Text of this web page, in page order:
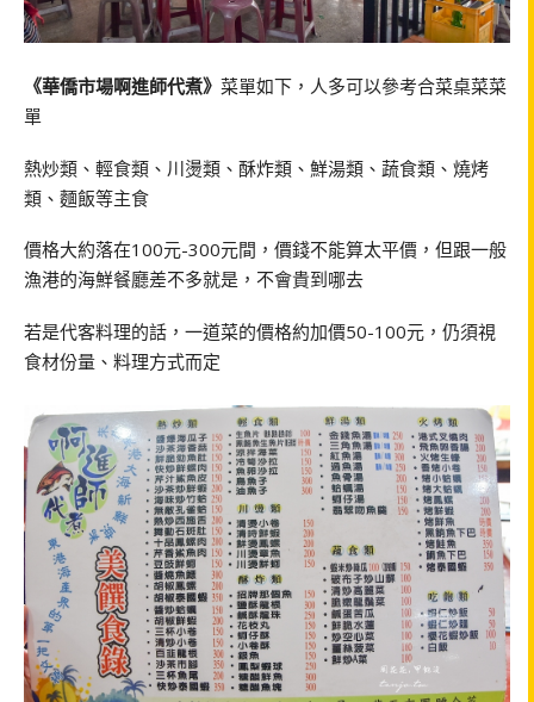
《華僑市場啊進師代煮》 菜單如下，人多可以參考合菜桌菜菜
單
熱炒類、輕食類、川燙類、酥炸類、鮮湯類、蔬食類、燒烤
類、麵飯等主食
價格大約落在100元-300元間，價錢不能算太平價，但跟一般
漁港的海鮮餐廳差不多就是，不會貴到哪去
若是代客料理的話，一道菜的價格約加價50-100元，仍須視
食材份量、料理方式而定